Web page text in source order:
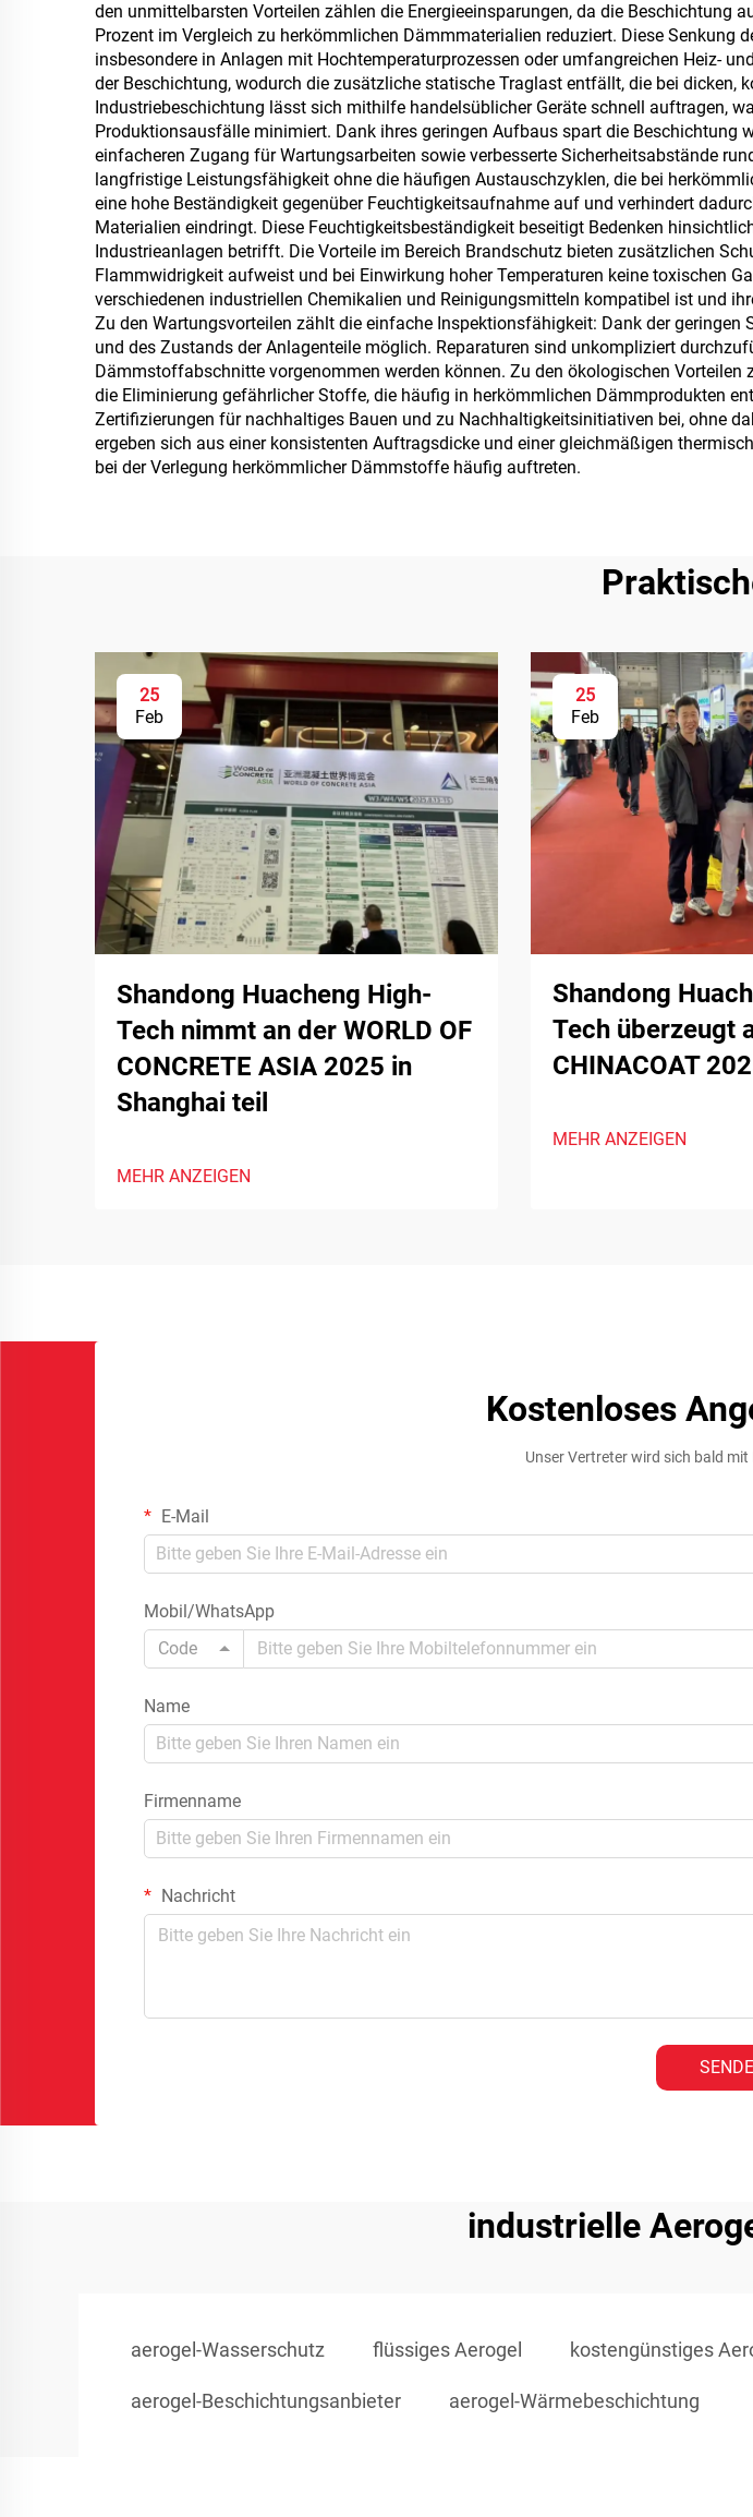
Steinteppich für
gewerbliche und private
Anwendungen
den unmittelbarsten Vorteilen zählen die Energieeinsparungen, da die Beschichtung
Prozent im Vergleich zu herkömmlichen Dämmmaterialien reduziert. Diese Senkung
insbesondere in Anlagen mit Hochtemperaturprozessen oder umfangreichen Heiz-
der Beschichtung, wodurch die zusätzliche statische Traglast entfällt, die bei
Industriebeschichtung lässt sich mithilfe handelsüblicher Geräte schnell auftragen,
Produktionsausfälle minimiert. Dank ihres geringen Aufbaus spart die
einfacheren Zugang für Wartungsarbeiten sowie verbesserte Sicherheitsabstände
langfristige Leistungsfähigkeit ohne die häufigen Austauschzyklen, die bei
eine hohe Beständigkeit gegenüber Feuchtigkeitsaufnahme auf und verhindert
Materialien eindringt. Diese Feuchtigkeitsbeständigkeit beseitigt Bedenken
Industrieanlagen betrifft. Die Vorteile im Bereich Brandschutz bieten zusätzlichen
Flammwidrigkeit aufweist und bei Einwirkung hoher Temperaturen keine toxischen
verschiedenen industriellen Chemikalien und Reinigungsmitteln kompatibel ist und
Zu den Wartungsvorteilen zählt die einfache Inspektionsfähigkeit: Dank der
und des Zustands der Anlagenteile möglich. Reparaturen sind unkompliziert
Dämmstoffabschnitte vorgenommen werden können. Zu den ökologischen Vorteilen
die Eliminierung gefährlicher Stoffe, die häufig in herkömmlichen Dämmprodukten
Zertifizierungen für nachhaltiges Bauen und zu Nachhaltigkeitsinitiativen bei, ohne
ergeben sich aus einer konsistenten Auftragsdicke und einer gleichmäßigen
bei der Verlegung herkömmlicher Dämmstoffe häufig auftreten.
25
Feb
Shandong Huacheng High-
Tech nimmt an der WORLD OF
CONCRETE ASIA 2025 in
Shanghai teil
MEHR ANZEIGEN
25
Feb
Shandong
Tech überzeugt
CHINACOAT
MEHR ANZEIGEN
Kostenloses
Unser Vertreter wird sich bald
E-Mail
Mobil/WhatsApp
Code
Name
Firmenname
Nachricht
industrielle
aerogel-Wasserschutz flüssiges Aerogel kostengünstiges
aerogel-Beschichtungsanbieter aerogel-Wärmebeschichtung